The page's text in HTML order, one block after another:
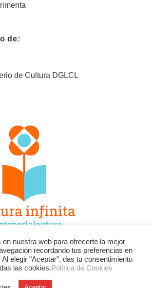
de:
Twitter
Instagram
LinkedIn Contacto
nuestra web para ofrecerte la mejor
recordando tus preferencias en
elegir "Aceptar", das tu consentimiento
las cookies.Política de Cookies